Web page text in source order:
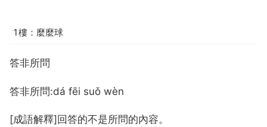
1樓：麼麼球
答非所問
答非所問:dá fēi suǒ wèn
[成語解釋]回答的不是所問的內容。